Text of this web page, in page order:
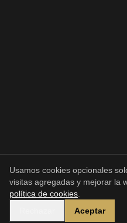
Usamos cookies opcionales
visitas agregadas y mejorar la
política de cookies
Aceptar